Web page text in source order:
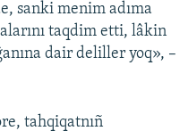
sanki menim adıma
taqdim etti, lâkin
dair deliller yoq», –
tahqiqatnıñ